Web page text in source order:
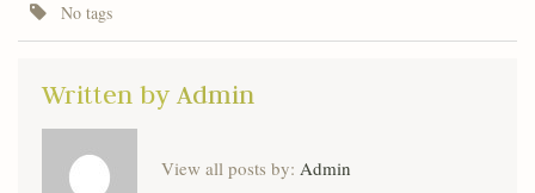
No tags
Written byAdmin
View all posts by: Admin